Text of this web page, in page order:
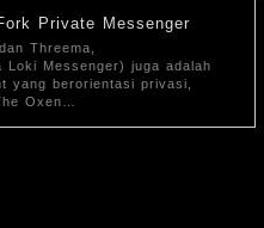
Private Messenger
Threema,
Loki Messenger) juga adalah
yang berorientasi privasi,
Oxen…